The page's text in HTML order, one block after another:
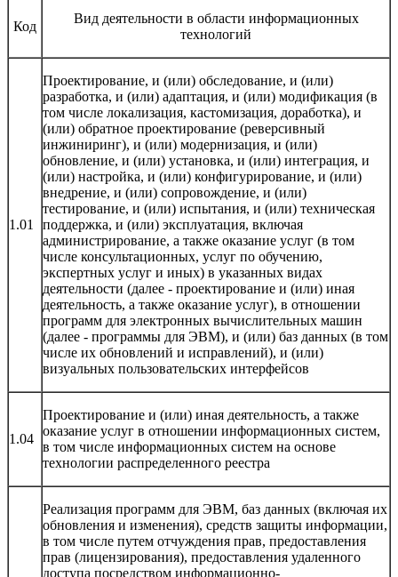
Код
Вид деятельности в области информационных
технологий
1.01
Проектирование, и (или) обследование, и (или)
разработка, и (или) адаптация, и (или) модификация (в
том числе локализация, кастомизация, доработка), и
(или) обратное проектирование (реверсивный
инжиниринг), и (или) модернизация, и (или)
обновление, и (или) установка, и (или) интеграция, и
(или) настройка, и (или) конфигурирование, и (или)
внедрение, и (или) сопровождение, и (или)
тестирование, и (или) испытания, и (или) техническая
поддержка, и (или) эксплуатация, включая
администрирование, а также оказание услуг (в том
числе консультационных, услуг по обучению,
экспертных услуг и иных) в указанных видах
деятельности (далее - проектирование и (или) иная
деятельность, а также оказание услуг), в отношении
программ для электронных вычислительных машин
(далее - программы для ЭВМ), и (или) баз данных (в том
числе их обновлений и исправлений), и (или)
визуальных пользовательских интерфейсов
1.04
Проектирование и (или) иная деятельность, а также
оказание услуг в отношении информационных систем,
в том числе информационных систем на основе
технологии распределенного реестра
Реализация программ для ЭВМ, баз данных (включая их
обновления и изменения), средств защиты информации,
в том числе путем отчуждения прав, предоставления
прав (лицензирования), предоставления удаленного
доступа посредством информационно-